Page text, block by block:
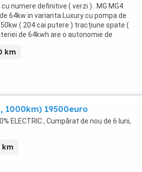
numere definitive ( verzi ) . MG MG4
64kw in varianta Luxury cu pompa de
( 204 cai putere ) tracțiune spate (
de 64kwh are o autonomie de
km
1000km) 19500euro
ELECTRIC , Cumpărat de nou de 6 luni,
km